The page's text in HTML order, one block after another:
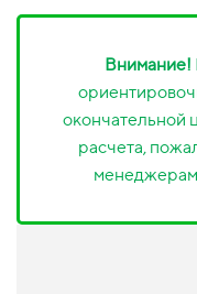
Внимание!
окончательной
расчета,